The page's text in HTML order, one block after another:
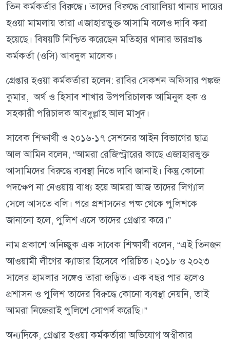
তিন কর্মকর্তার বিরুদ্ধে। তাদের বিরুদ্ধে বোয়ালিয়া থানায় দায়ের
হওয়া মামলায় তারা এজাহারভুক্ত আসামি বলেও দাবি করা
হয়েছে। বিষয়টি নিশ্চিত করেছেন মতিহার থানার ভারপ্রাপ্ত
কর্মকর্তা (ওসি) আবদুল মালেক।
গ্রেপ্তার হওয়া কর্মকর্তারা হলেন: রাবির সেকশন অফিসার পঙ্কজ
কুমার, অর্থ ও হিসাব শাখার উপপরিচালক আমিনুল হক ও
সহকারী পরিচালক আবদুল্লাহ আল মাসুদ।
সাবেক শিক্ষার্থী ও ২০১৬-১৭ সেশনের আইন বিভাগের ছাত্র
আল আমিন বলেন, “আমরা রেজিস্ট্রারের কাছে এজাহারভুক্ত
আসামিদের বিরুদ্ধে ব্যবস্থা নিতে দাবি জানাই। কিন্তু কোনো
পদক্ষেপ না নেওয়ায় বাধ্য হয়ে আমরা আজ তাদের লিগ্যাল
সেলে আসতে বলি। পরে প্রশাসনের পক্ষ থেকে পুলিশকে
জানানো হলে, পুলিশ এসে তাদের গ্রেপ্তার করে।”
নাম প্রকাশে অনিচ্ছুক এক সাবেক শিক্ষার্থী বলেন, “এই তিনজন
আওয়ামী লীগের ক্যাডার হিসেবে পরিচিত। ২০১৮ ও ২০২৩
সালের হামলার সঙ্গেও তারা জড়িত। এক বছর পার হলেও
প্রশাসন ও পুলিশ তাদের বিরুদ্ধে কোনো ব্যবস্থা নেয়নি, তাই
আমরা নিজেরাই পুলিশে সোপর্দ করেছি।”
অন্যদিকে, গ্রেপ্তার হওয়া কর্মকর্তারা অভিযোগ অস্বীকার